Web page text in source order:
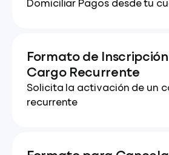
Domiciliar Pagos desde tu
Formato de
Cargo Recurrente
Solicita la activación de un
recurrente